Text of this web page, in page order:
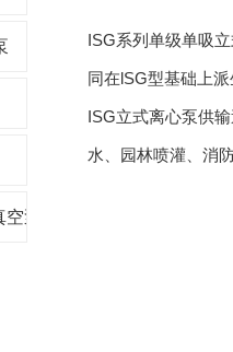
泵及压缩机
ISG系列单级单吸
同在lSG型基础上
ISG立式离心泵供
水、园林喷灌、消